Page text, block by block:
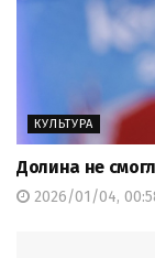
КУЛЬТУРА
Долина не
2026/01/04,